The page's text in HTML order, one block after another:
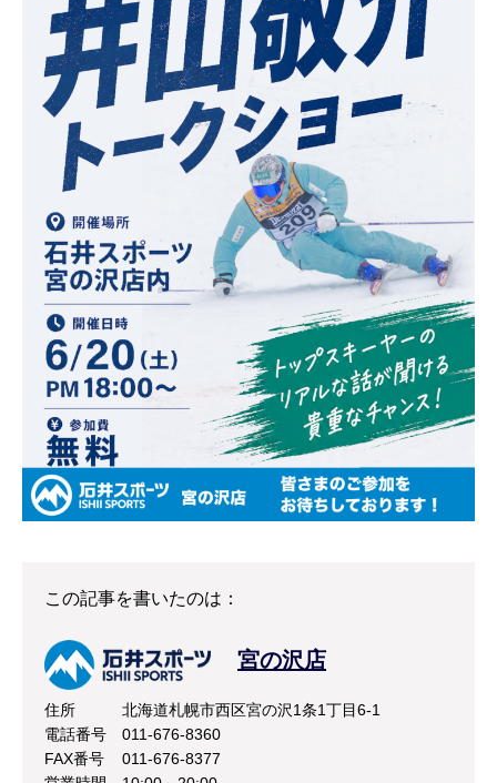
この記事を書いたのは：
宮の沢店
住所
北海道札幌市西区宮の沢1条1丁目6-1
電話番号
011-676-8360
FAX番号
011-676-8377